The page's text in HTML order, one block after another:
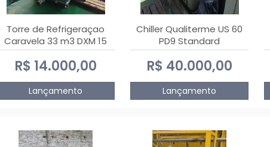
Torre de Refrigeraçao
Caravela 33 m3 DXM 15
R$ 14.000,00
Lançamento
Chiller Qualiterme US 60
PD9 Standard
R$ 40.000,00
Lançamento